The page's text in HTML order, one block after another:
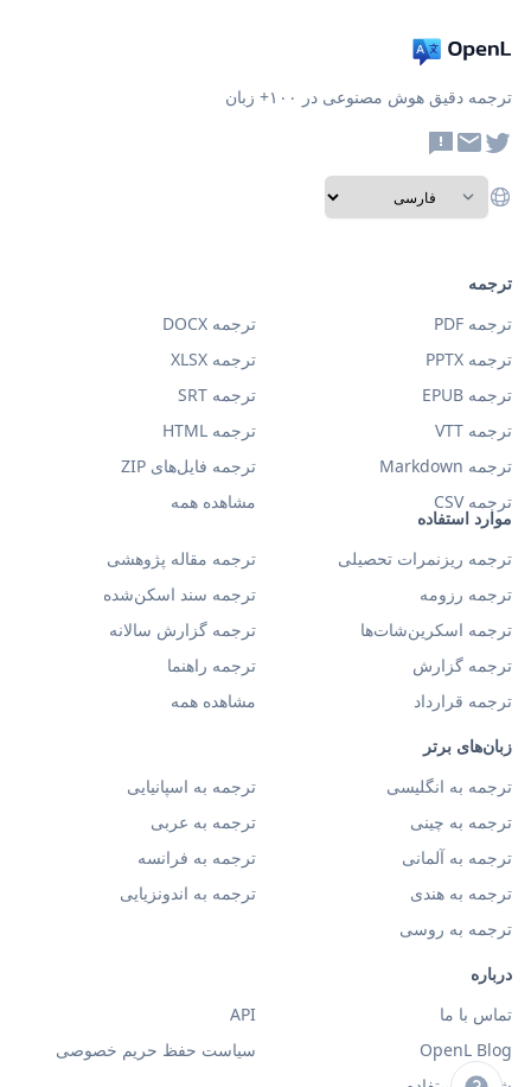
ترجمه دقیق هوش مصنوعی در ۱۰۰+ زبان
موارد استفاده
ترجمه ریزنمرات تحصیلی
ترجمه مقاله پژوهشی
ترجمه رزومه
ترجمه سند اسکن‌شده
ترجمه اسکرین‌شات‌ها
ترجمه گزارش سالانه
ترجمه گزارش
ترجمه راهنما
ترجمه قرارداد
مشاهده همه
زبان‌های برتر
ترجمه به انگلیسی
ترجمه به اسپانیایی
ترجمه به چینی
ترجمه به عربی
ترجمه به آلمانی
ترجمه به فرانسه
ترجمه به هندی
ترجمه به اندونزیایی
ترجمه به روسی
ترجمه
ترجمه PDF
ترجمه DOCX
ترجمه PPTX
ترجمه XLSX
ترجمه EPUB
ترجمه SRT
ترجمه VTT
ترجمه HTML
ترجمه Markdown
ترجمه فایل‌های ZIP
ترجمه CSV
مشاهده همه
درباره
تماس با ما
API
OpenL Blog
سیاست حفظ حریم خصوصی